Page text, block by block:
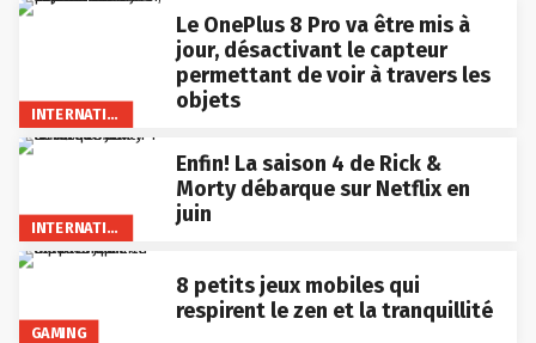
INTERNATIONAL
Le OnePlus 8 Pro va être mis à
jour, désactivant le capteur
permettant de voir à travers les
objets
INTERNATIONAL
Enfin! La saison 4 de Rick &
Morty débarque sur Netflix en
juin
GAMING
8 petits jeux mobiles qui
respirent le zen et la tranquillité